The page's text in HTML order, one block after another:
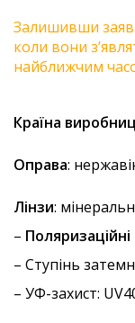
Залишивши
коли вони
найближчим
Країна
Оправа:
Лінзи:
–
– Ступінь
– УФ-захист: